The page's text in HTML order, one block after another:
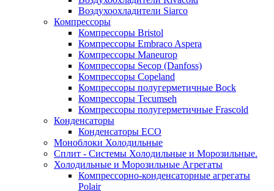
Воздухоохладители Siarco
Компрессоры
Компрессоры Bristol
Компрессоры Embraco Aspera
Компрессоры Maneurop
Компрессоры Secop (Danfoss)
Компрессоры Copeland
Компрессоры полугерметичные Bock
Компрессоры Tecumseh
Компрессоры полугерметичные Frascold
Конденсаторы
Конденсаторы ECO
Моноблоки Холодильные
Сплит - Системы Холодильные и Морозильные.
Холодильные и Морозильные Агрегаты
Компрессорно-конденсаторные агрегаты
Polair